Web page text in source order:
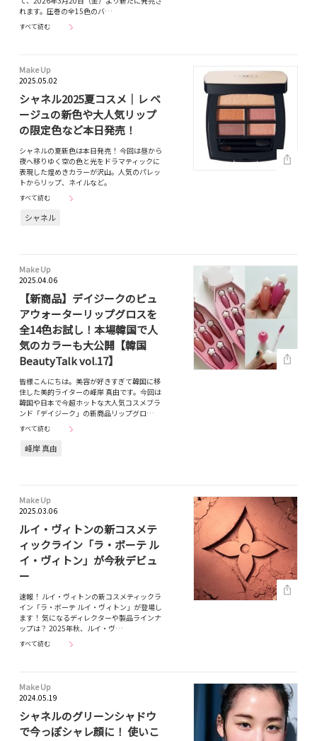
れます。圧巻の全15色のバ…
すべて読む
Make Up
2025.05.02
シャネル2025夏コスメ｜レ ベ
ージュの新色や大人気リップ
の限定色など本日発売！
シャネルの夏新色は本日発売！ 今回は昼から
夜へ移りゆく空の色と光をドラマティックに
表現した煌めきカラーが沢山。人気のパレッ
トからリップ、ネイルなど。
すべて読む
シャネル
Make Up
2025.04.06
【新商品】デイジークのピュ
アウォーターリップグロスを
全14色お試し！本場韓国で人
気のカラーも大公開【韓国
BeautyTalk vol.17】
皆様こんにちは。美容が好きすぎて韓国に移
住した美的ライターの峰岸 真由です。今回は
韓国や日本で今超ホットな大人気コスメブラ
ンド「デイジーク」の新商品リップグロ…
すべて読む
峰岸 真由
Make Up
2025.03.06
ルイ・ヴィトンの新コスメテ
ィックライン「ラ・ボーテ ル
イ・ヴィトン」が今秋デビュ
ー
速報！ ルイ・ヴィトンの新コスメティックラ
イン「ラ・ボーテ ルイ・ヴィトン」が登場し
ます！ 気になるディレクターや製品ラインナ
ップは？ 2025年秋、ルイ・ヴ…
すべて読む
Make Up
2024.05.19
シャネルのグリーンシャドウ
で今っぽシャレ顔に！ 使いこ